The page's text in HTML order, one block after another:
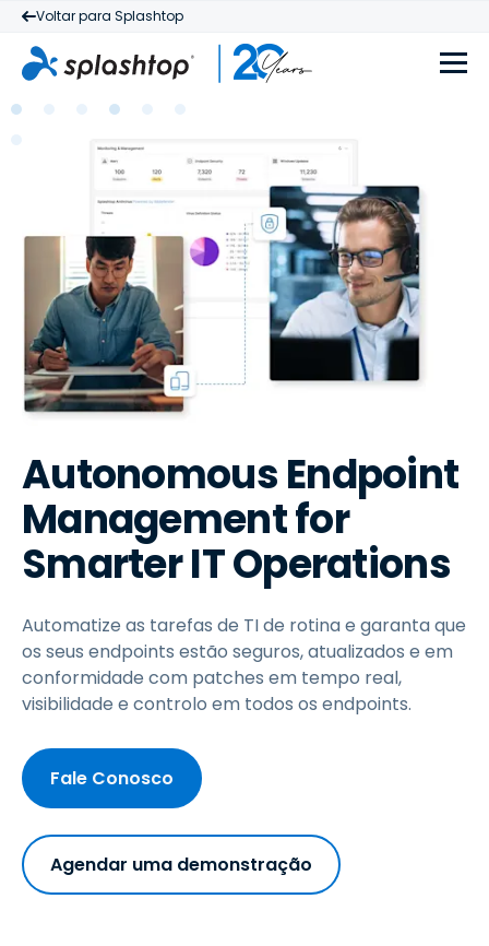
Voltar para Splashtop
Autonomous Endpoint
Management for
Smarter IT Operations
Automatize as tarefas de TI de rotina e garanta que
os seus endpoints estão seguros, atualizados e em
conformidade com patches em tempo real,
visibilidade e controlo em todos os endpoints.
Fale Conosco
Agendar uma demonstração